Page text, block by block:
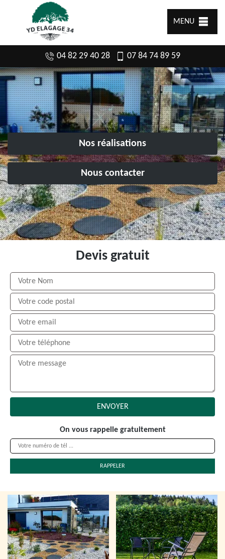
MENU
04 82 29 40 28 07 84 74 89 59
Nos réalisations
Nous contacter
Devis gratuit
On vous rappelle gratuitement